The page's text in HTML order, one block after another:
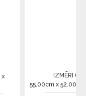
IZMĒRI (PxDxA)
55.00cm x 52.00cm x